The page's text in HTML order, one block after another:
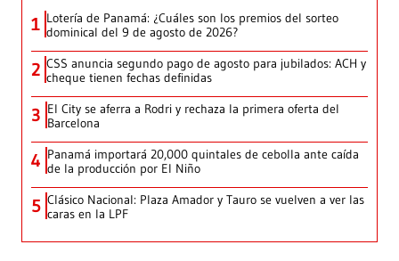
1 Lotería de Panamá: ¿Cuáles son los premios del sorteo
dominical del 9 de agosto de 2026?
2 CSS anuncia segundo pago de agosto para jubilados: ACH y
cheque tienen fechas definidas
3 El City se aferra a Rodri y rechaza la primera oferta del
Barcelona
4 Panamá importará 20,000 quintales de cebolla ante caída
de la producción por El Niño
5 Clásico Nacional: Plaza Amador y Tauro se vuelven a ver las
caras en la LPF